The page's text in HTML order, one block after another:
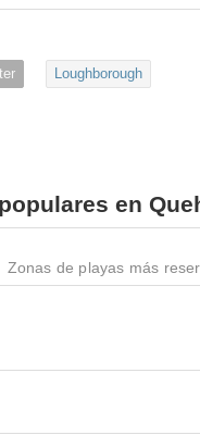
Loughborough
en
Zonas de playas más